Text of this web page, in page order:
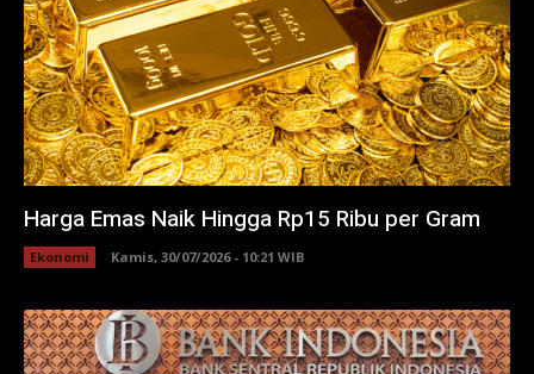
Harga Emas Naik Hingga Rp15 Ribu per Gram
Ekonomi Kamis, 30/07/2026 - 10:21 WIB